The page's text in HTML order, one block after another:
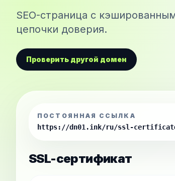
SEO-страница с
цепочки доверия.
Проверить другой домен
ПОСТОЯННАЯ ССЫЛКА
https://dn01.ink/ru/ssl-
SSL-сертификат